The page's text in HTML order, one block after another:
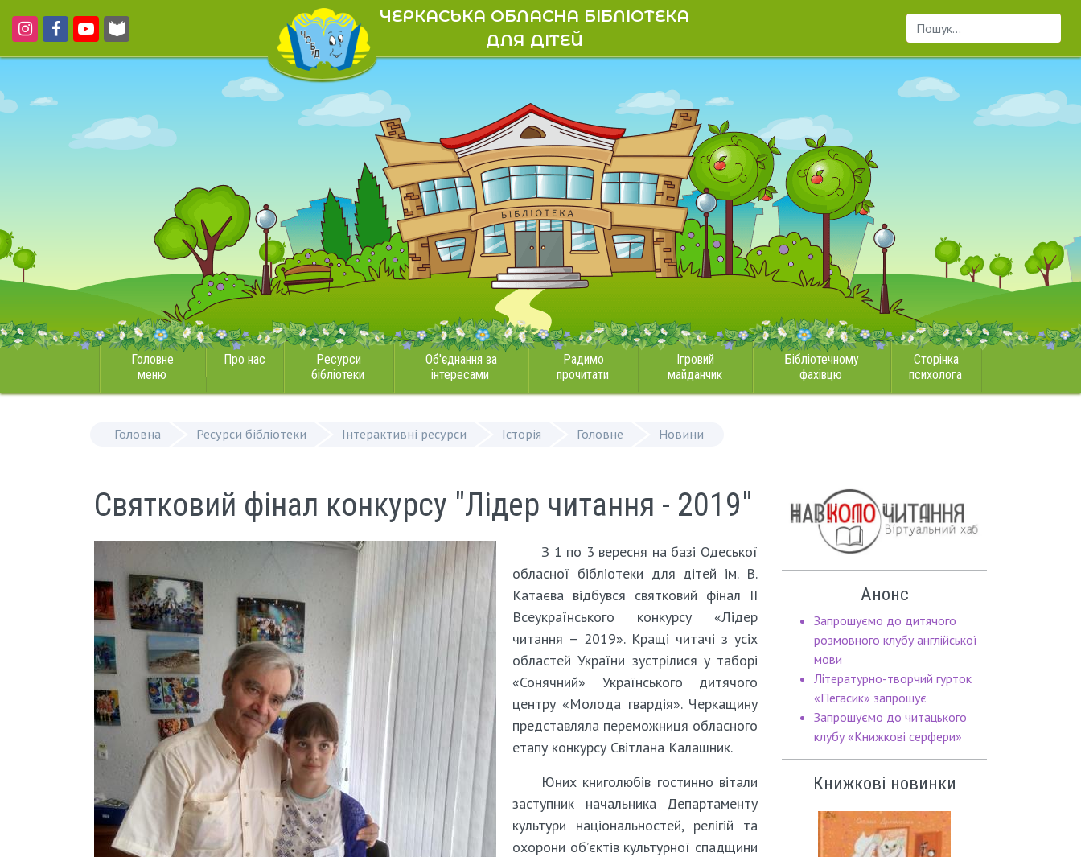
ЧЕРКАСЬКА ОБЛАСНА БІБЛІОТЕКА
ДЛЯ ДІТЕЙ
Пошук...
Головне
меню
Про нас
Ресурси
бібліотеки
Об'єднання за
інтересами
Радимо
прочитати
Ігровий
майданчик
Бібліотечному
фахівцю
Сторінка
психолога
Головна Ресурси бібліотеки Інтерактивні ресурси Історія Головне Новини
Святковий фінал конкурсу "Лідер читання - 2019"
З 1 по 3 вересня на базі Одеської
обласної бібліотеки для дітей ім. В.
Катаєва відбувся святковий фінал ІІ
Всеукраїнського конкурсу «Лідер
читання – 2019». Кращі читачі з усіх
областей України зустрілися у таборі
«Сонячний» Українського дитячого
центру «Молода гвардія». Черкащину
представляла переможниця обласного
етапу конкурсу Світлана Калашник.
Юних книголюбів гостинно вітали
заступник начальника Департаменту
культури національностей, релігій та
охорони об’єктів культурної спадщини
Анонс
Запрошуємо до дитячого
розмовного клубу англійської
мови
Літературно-творчий гурток
«Пегасик» запрошує
Запрошуємо до читацького
клубу «Книжкові серфери»
Книжкові новинки